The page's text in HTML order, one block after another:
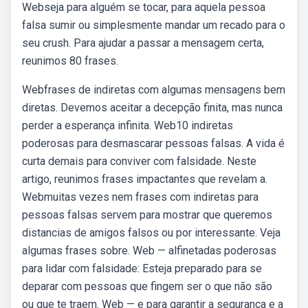
Webseja para alguém se tocar, para aquela pessoa
falsa sumir ou simplesmente mandar um recado para o
seu crush. Para ajudar a passar a mensagem certa,
reunimos 80 frases.
Webfrases de indiretas com algumas mensagens bem
diretas. Devemos aceitar a decepção finita, mas nunca
perder a esperança infinita. Web10 indiretas
poderosas para desmascarar pessoas falsas. A vida é
curta demais para conviver com falsidade. Neste
artigo, reunimos frases impactantes que revelam a.
Webmuitas vezes nem frases com indiretas para
pessoas falsas servem para mostrar que queremos
distancias de amigos falsos ou por interessante. Veja
algumas frases sobre. Web — alfinetadas poderosas
para lidar com falsidade: Esteja preparado para se
deparar com pessoas que fingem ser o que não são
ou que te traem. Web — e para garantir a segurança e a